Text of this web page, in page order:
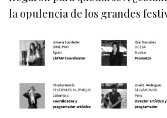
la opulencia de los grandes